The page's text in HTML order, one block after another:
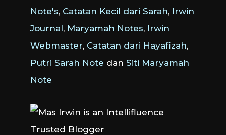
Note's, Catatan Kecil dari Sarah, Irwin
Journal, Maryamah Notes, Irwin
Webmaster, Catatan dari Hayafizah,
Putri Sarah Note dan Siti Maryamah
Note